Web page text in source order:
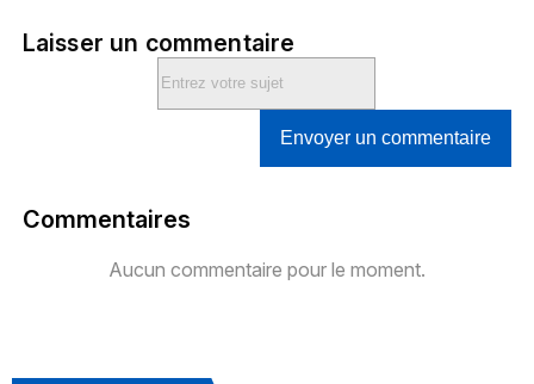
Laisser un commentaire
Envoyer un commentaire
Commentaires
Aucun commentaire pour le moment.